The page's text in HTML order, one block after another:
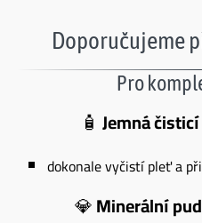
Doporučujeme
Pro
🧴 Jemná
dokonale vyčistí pleť a
💎Minerální